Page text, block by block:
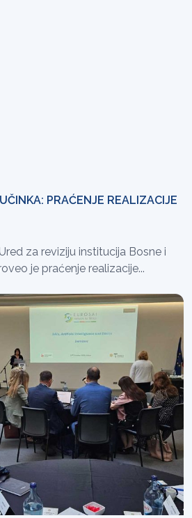
PRAĆENJE REALIZACIJE
za reviziju institucija Bosne i
je praćenje realizacije...